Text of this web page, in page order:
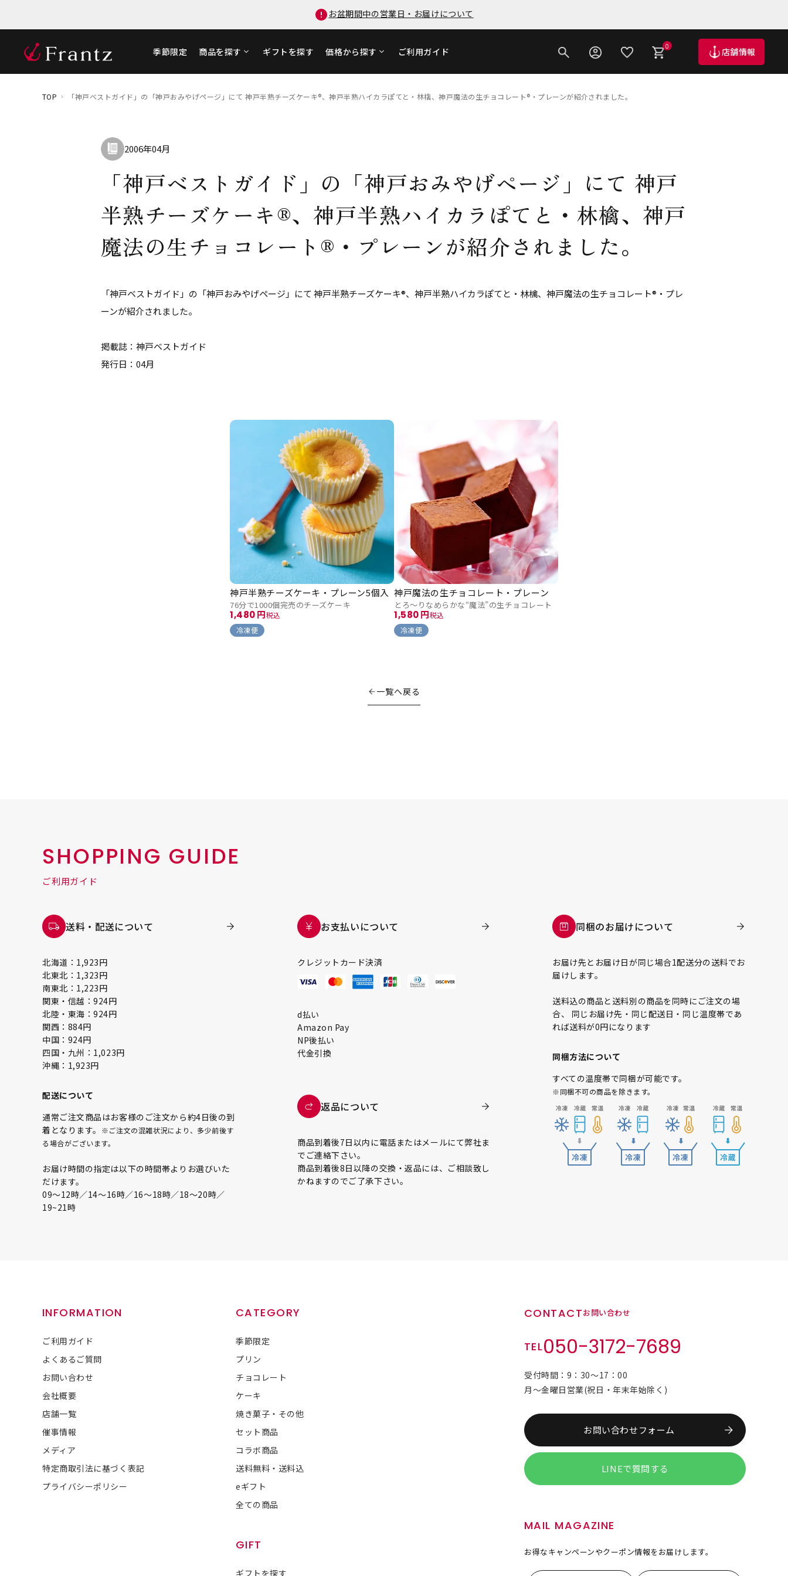
お盆期間中の営業日・お届けについて
季節限定 商品を探す ギフトを探す 価格から探す ご利用ガイド 0 店舗情報
TOP 「神戸ベストガイド」の「神戸おみやげページ」にて 神戸半熟チーズケーキ®、神戸半熟ハイカラぽてと・林檎、神戸魔法の生チョコレート®・プレーンが紹介されました。
2006年04月
「神戸ベストガイド」の「神戸おみやげページ」にて 神戸
半熟チーズケーキ®、神戸半熟ハイカラぽてと・林檎、神戸
魔法の生チョコレート®・プレーンが紹介されました。
「神戸ベストガイド」の「神戸おみやげページ」にて 神戸半熟チーズケーキ®、神戸半熟ハイカラぽてと・林檎、神戸魔法の生チョコレート®・プレ
ーンが紹介されました。
掲載誌：神戸ベストガイド
発行日：04月
76分で1000個完売のチーズケーキ
神戸半熟チーズケーキ・プレーン5個入
冷凍便
1,480 税込
とろ～りなめらかな“魔法”の生チョコレート
神戸魔法の生チョコレート・プレーン
冷凍便
1,580 税込
一覧へ戻る
SHOPPING GUIDE
ご利用ガイド
送料・配送について
北海道：1,923円
北東北：1,323円
南東北：1,223円
関東・信越：924円
北陸・東海：924円
関西：884円
中国：924円
四国・九州：1,023円
沖縄：1,923円
配送について
通常ご注文商品はお客様のご注文から約4日後の到
着となります。
※ご注文の混雑状況により、多少前後す
る場合がございます。
お届け時間の指定は以下の時間帯よりお選びいた
だけます。
09〜12時／14〜16時／16〜18時／18〜20時／
19~21時
お支払いについて
クレジットカード決済
d払い
Amazon Pay
NP後払い
代金引換
返品について
商品到着後7日以内に電話またはメールにて弊社ま
でご連絡下さい。
商品到着後8日以降の交換・返品には、ご相談致し
かねますのでご了承下さい。
同梱のお届けについて
お届け先とお届け日が同じ場合1配送分の送料でお
届けします。
送料込の商品と送料別の商品を同時にご注文の場
合、 同じお届け先・同じ配送日・同じ温度帯であ
れば送料が0円になります
同梱方法について
すべての温度帯で同梱が可能です。
※同梱不可の商品を除きます。
INFORMATION
ご利用ガイド
よくあるご質問
お問い合わせ
会社概要
店舗一覧
催事情報
メディア
特定商取引法に基づく表記
プライバシーポリシー
CATEGORY
季節限定
プリン
チョコレート
ケーキ
焼き菓子・その他
セット商品
コラボ商品
送料無料・送料込
eギフト
全ての商品
GIFT
ギフトを探す
CONTACTお問い合わせ
TEL050-3172-7689
受付時間：9：30～17：00
月～金曜日営業(祝日・年末年始除く)
お問い合わせフォーム
LINEで質問する
MAIL MAGAZINE
お得なキャンペーンやクーポン情報をお届けします。